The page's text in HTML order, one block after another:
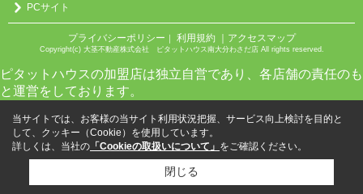
PCサイト
プライバシーポリシー ｜ 利用規約 ｜アクセスマップ
Copyright(c) 大茎不動産株式会社 ピタットハウス南大分わさだ店 All rights reserved.
ピタットハウスの加盟店は独立自営であり、各店舗の責任のも
と運営をしております。
当サイトでは、お客様の当サイト利用状況把握、サービス向上検討を目的と
して、クッキー（Cookie）を使用しています。
詳しくは、当社の 「Cookieの取扱いについて」 をご確認ください。
閉じる